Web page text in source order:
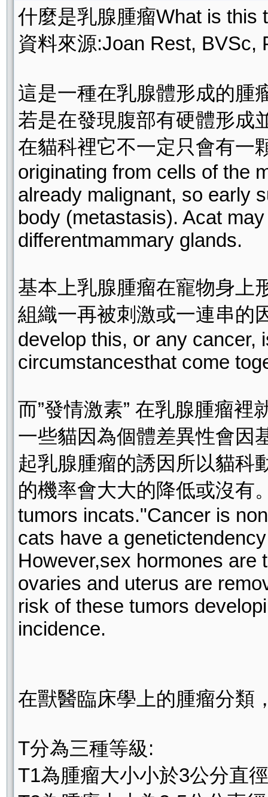
什麼是乳腺腫瘤What is this
資料來源:Joan Rest, BVSc,
這是一種在乳腺體形成的腫
若是在發現腹部有硬體形成
在貓科裡它不一定只會有一
originating from cells of the
already malignant, so early
body (metastasis). Acat
differentmammary glands.
基本上乳腺腫瘤在寵物身上
組織一再被刺激或一連串的
develop this, or any cancer,
circumstancesthat come
而”發情激素” 在乳腺腫瘤
一些貓因為個體差異性會因
起乳腺腫瘤的誘因所以貓科
的機率會大大的降低或沒有
tumors incats."Cancer is
cats have a
However,sex hormones are
ovaries and uterus are
risk of these tumors
incidence.
在獸醫臨床學上的腫瘤分類
T分為三種等級:
T1為腫瘤大小小於3公分直徑